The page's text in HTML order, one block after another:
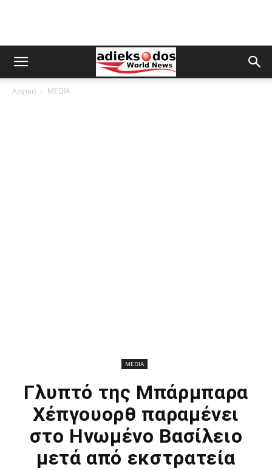
Αρχική MEDIA
MEDIA
Γλυπτό της Μπάρμπαρα
Χέπγουορθ παραμένει
στο Ηνωμένο Βασίλειο
μετά από εκστρατεία